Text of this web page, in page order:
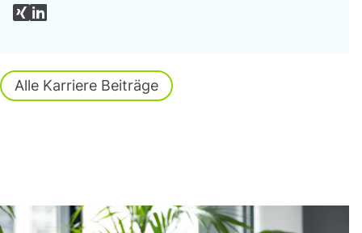
Alle Karriere Beiträge